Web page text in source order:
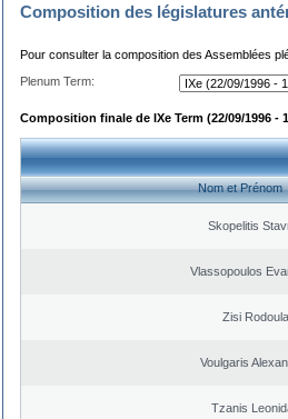
Composition des législatures
Pour consulter la composition des Assemblées
Plenum Term:
Composition finale de IXe Term (22/09/1996 -
Nom et Prénom
Skopelitis
Vlassopoulos
Zisi Rodoula
Voulgaris
Tzanis